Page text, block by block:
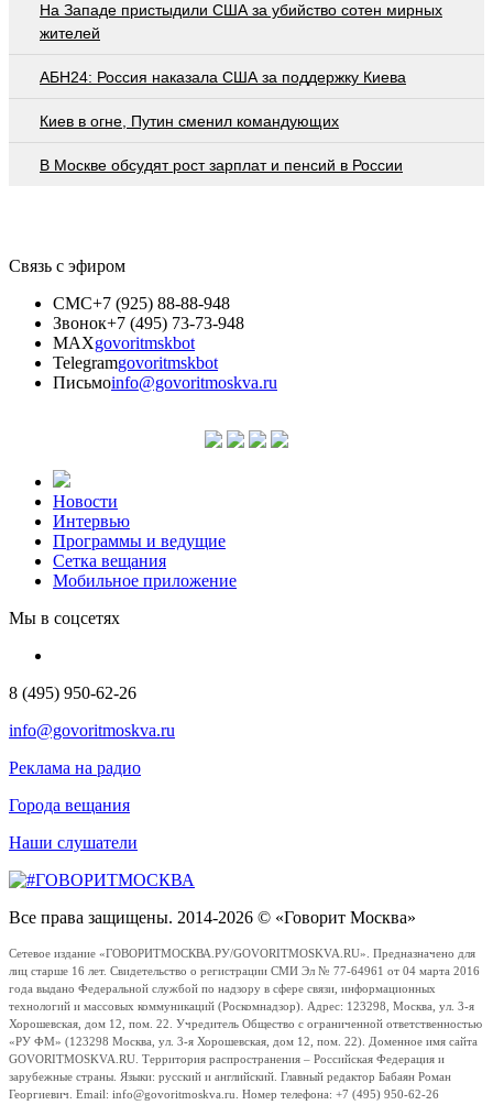
На Западе пристыдили США за убийство сотен мирных
жителей
АБН24: Россия наказала США за поддержку Киева
Киев в огне, Путин сменил командующих
В Москве обсудят рост зарплат и пенсий в России
Связь с эфиром
СМС+7 (925) 88-88-948
Звонок+7 (495) 73-73-948
MAXgovoritmskbot
Telegramgovoritmskbot
Письмоinfo@govoritmoskva.ru
Новости
Интервью
Программы и ведущие
Сетка вещания
Мобильное приложение
Мы в соцсетях
8 (495) 950-62-26
info@govoritmoskva.ru
Реклама на радио
Города вещания
Наши слушатели
Все права защищены. 2014-2026 © «Говорит Москва»
Сетевое издание «ГОВОРИТМОСКВА.РУ/GOVORITMOSKVA.RU». Предназначено для
лиц старше 16 лет. Свидетельство о регистрации СМИ Эл № 77-64961 от 04 марта 2016
года выдано Федеральной службой по надзору в сфере связи, информационных
технологий и массовых коммуникаций (Роскомнадзор). Адрес: 123298, Москва, ул. 3-я
Хорошевская, дом 12, пом. 22. Учредитель Общество с ограниченной ответственностью
«РУ ФМ» (123298 Москва, ул. 3-я Хорошевская, дом 12, пом. 22). Доменное имя сайта
GOVORITMOSKVA.RU. Территория распространения – Российская Федерация и
зарубежные страны. Языки: русский и английский. Главный редактор Бабаян Роман
Георгиевич. Email: info@govoritmoskva.ru. Номер телефона: +7 (495) 950-62-26